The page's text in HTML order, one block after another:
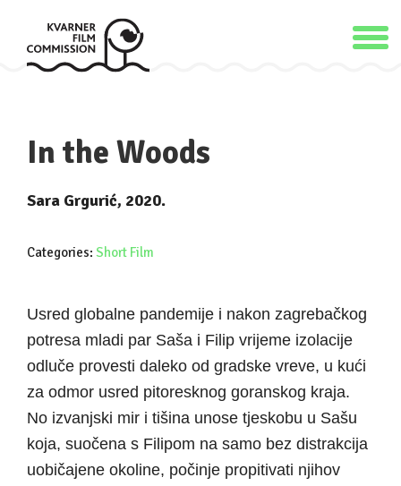
In the Woods
Sara Grgurić, 2020.
Categories: Short Film
Usred globalne pandemije i nakon zagrebačkog
potresa mladi par Saša i Filip vrijeme izolacije
odluče provesti daleko od gradske vreve, u kući
za odmor usred pitoresknog goranskog kraja.
No izvanjski mir i tišina unose tjeskobu u Sašu
koja, suočena s Filipom na samo bez distrakcija
uobičajene okoline, počinje propitivati njihov